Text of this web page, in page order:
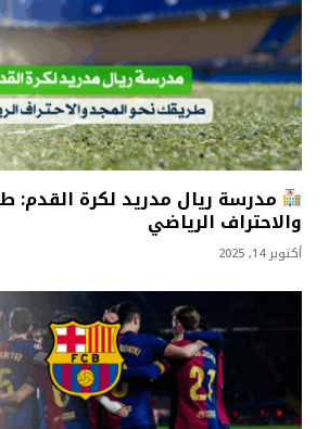
مدرسة ريال مدريد لكرة القدم:
والاحتراف الرياضي
أكتوبر 14, 2025